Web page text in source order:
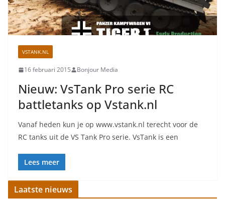
VSTANK.NL
16 februari 2015 Bonjour Media
Nieuw: VsTank Pro serie RC
battletanks op Vstank.nl
Vanaf heden kun je op www.vstank.nl terecht voor de
RC tanks uit de VS Tank Pro serie. VsTank is een
Lees meer
Laatste nieuws